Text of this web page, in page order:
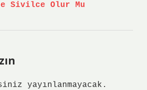
Sivilce Olur Mu
yayınlanmayacak.